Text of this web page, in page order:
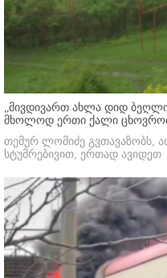
„მივდივართ ახლა დიდ
მხოლოდ ერთი ქალი
თემურ ლომიძე გვთავაზობს,
სტუმრებივით, ერთად ავიდეთ